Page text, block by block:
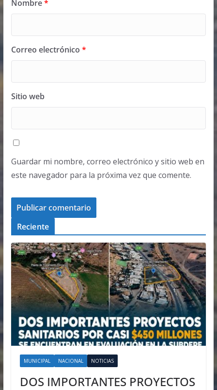
Nombre*
Correo electrónico *
Sitio web
Guardar mi nombre, correo electrónico y sitio web en
este navegador para la próxima vez que comente.
Reciente
MUNICIPAL NACIONAL NOTICIAS
DOS IMPORTANTES PROYECTOS